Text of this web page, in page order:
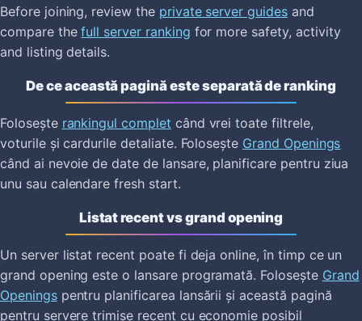
Before joining, review the private server guidesand
compare thefull server ranking for more safety, activity
and listing details.
De ce această pagină este separată de ranking
Folosește rankingul complet când vrei toate filtrele,
voturile și cardurile detaliate. Folosește Grand Openings
când ai nevoie de date de lansare, planificare pentru ziua
unu sau calendare fresh start.
Listat recent vs grand opening
Un server listat recent poate fi deja online, în timp ce un
grand opening este o lansare programată. Folosește Grand
Openingspentru planificarea lansării și această pagină
pentru servere trimise recent cu economie posibil